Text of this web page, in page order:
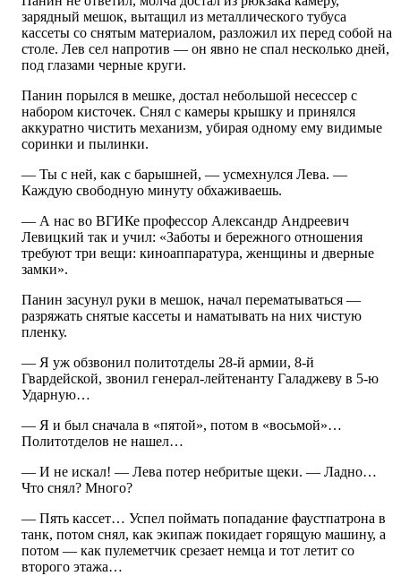
зарядный мешок, вытащил из металлического тубуса
кассеты со снятым материалом, разложил их перед собой на
столе. Лев сел напротив — он явно не спал несколько дней,
под глазами черные круги.
Панин порылся в мешке, достал небольшой несессер с
набором кисточек. Снял с камеры крышку и принялся
аккуратно чистить механизм, убирая одному ему видимые
соринки и пылинки.
— Ты с ней, как с барышней, — усмехнулся Лева. —
Каждую свободную минуту обхаживаешь.
— А нас во ВГИКе профессор Александр Андреевич
Левицкий так и учил: «Заботы и бережного отношения
требуют три вещи: киноаппаратура, женщины и дверные
замки».
Панин засунул руки в мешок, начал перематываться —
разряжать снятые кассеты и наматывать на них чистую
пленку.
— Я уж обзвонил политотделы 28-й армии, 8-й
Гвардейской, звонил генерал-лейтенанту Галаджеву в 5-ю
Ударную…
— Я и был сначала в «пятой», потом в «восьмой»…
Политотделов не нашел…
— И не искал! — Лева потер небритые щеки. — Ладно…
Что снял? Много?
— Пять кассет… Успел поймать попадание фаустпатрона в
танк, потом снял, как экипаж покидает горящую машину, а
потом — как пулеметчик срезает немца и тот летит со
второго этажа…